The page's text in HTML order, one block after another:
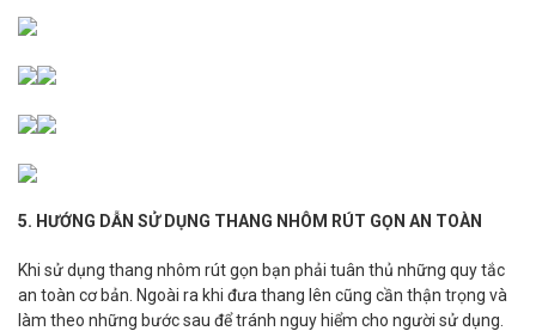
5. HƯỚNG DẪN SỬ DỤNG THANG NHÔM RÚT GỌN AN TOÀN
Khi sử dụng thang nhôm rút gọn bạn phải tuân thủ những quy tắc
an toàn cơ bản. Ngoài ra khi đưa thang lên cũng cần thận trọng và
làm theo những bước sau để tránh nguy hiểm cho người sử dụng.